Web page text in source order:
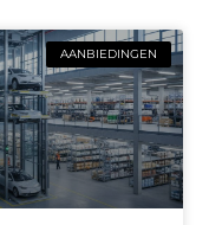
AANBIEDINGEN